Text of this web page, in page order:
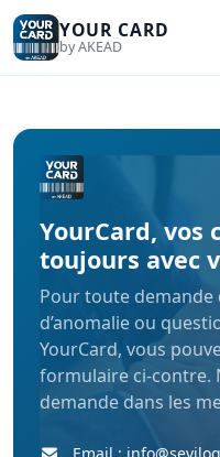
YOUR CARD
by AKEAD
YourCard, vos
toujours avec
Pour toute demande
d’anomalie ou
YourCard, vous
formulaire ci-contre.
demande dans les